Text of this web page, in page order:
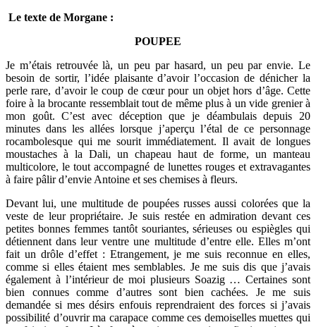
Le texte de Morgane :
POUPEE
Je m’étais retrouvée là, un peu par hasard, un peu par envie. Le
besoin de sortir, l’idée plaisante d’avoir l’occasion de dénicher la
perle rare, d’avoir le coup de cœur pour un objet hors d’âge. Cette
foire à la brocante ressemblait tout de même plus à un vide grenier à
mon goût. C’est avec déception que je déambulais depuis 20
minutes dans les allées lorsque j’aperçu l’étal de ce personnage
rocambolesque qui me sourit immédiatement. Il avait de longues
moustaches à la Dali, un chapeau haut de forme, un manteau
multicolore, le tout accompagné de lunettes rouges et extravagantes
à faire pâlir d’envie Antoine et ses chemises à fleurs.
Devant lui, une multitude de poupées russes aussi colorées que la
veste de leur propriétaire. Je suis restée en admiration devant ces
petites bonnes femmes tantôt souriantes, sérieuses ou espiègles qui
détiennent dans leur ventre une multitude d’entre elle. Elles m’ont
fait un drôle d’effet : Etrangement, je me suis reconnue en elles,
comme si elles étaient mes semblables. Je me suis dis que j’avais
également à l’intérieur de moi plusieurs Soazig … Certaines sont
bien connues comme d’autres sont bien cachées. Je me suis
demandée si mes désirs enfouis reprendraient des forces si j’avais
possibilité d’ouvrir ma carapace comme ces demoiselles muettes qui